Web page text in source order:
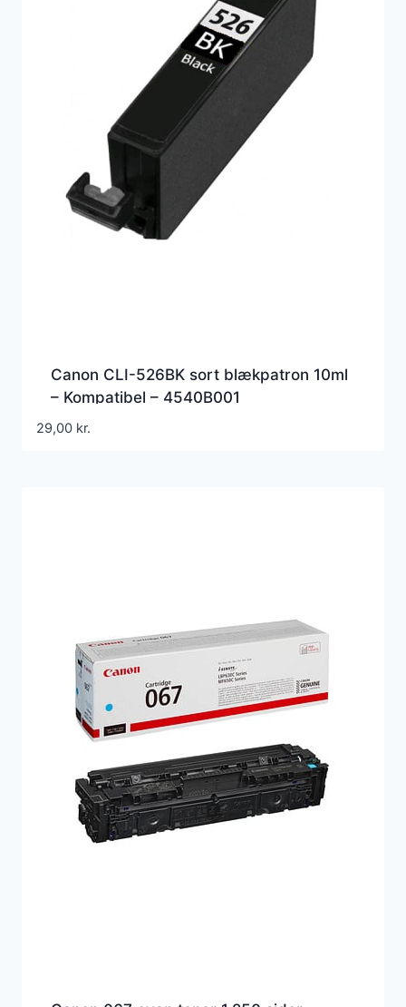
Canon CLI-526BK sort blækpatron 10ml
– Kompatibel – 4540B001
29,00 kr.